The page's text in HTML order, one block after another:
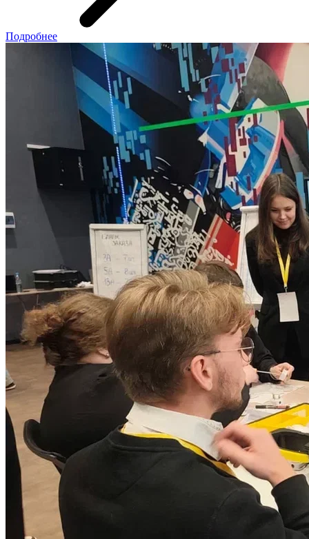
Подробнее